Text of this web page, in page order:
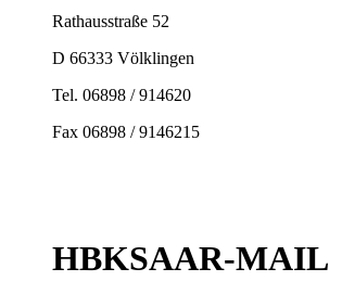
Rathausstraße 52
D 66333 Völklingen
Tel. 06898 / 914620
Fax 06898 / 9146215
HBKSAAR-MAIL